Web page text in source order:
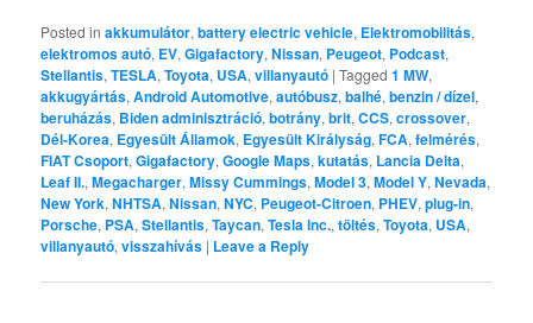
Posted in akkumulátor,battery electric vehicle, Elektromobilitás,
elektromos autó, EV,Gigafactory,Nissan, Peugeot, Podcast,
Stellantis,TESLA,Toyota, USA,villanyautó |Tagged 1 MW,
akkugyártás,Android Automotive,autóbusz,balhé,benzin / dízel,
beruházás, Biden adminisztráció,botrány,brit,CCS,crossover,
Dél-Korea, Egyesült Államok, Egyesült Királyság,FCA,felmérés,
FIAT Csoport,Gigafactory,Google Maps,kutatás, Lancia Delta,
Leaf II.,Megacharger,Missy Cummings,Model 3,Model Y,Nevada,
New York,NHTSA,Nissan,NYC, Peugeot-Citroen, PHEV,plug-in,
Porsche, PSA,Stellantis,Taycan,Tesla Inc.,töltés,Toyota, USA,
villanyautó,visszahívás | Leave a Reply